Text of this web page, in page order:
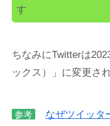
す
ちなみにTwitterは
ックス）」に変更さ
参考
なぜツイッタ